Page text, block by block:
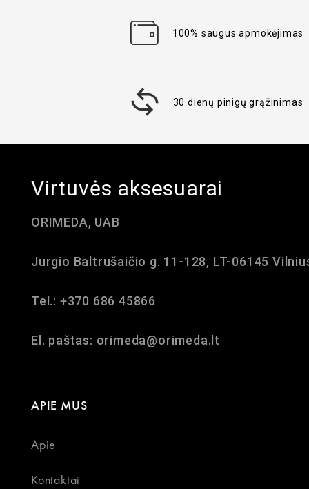
100% saugus apmokėjimas
30 dienų pinigų grąžinimas
Virtuvės aksesuarai
ORIMEDA, UAB
Jurgio Baltrušaičio g. 11-128, LT-06145
Tel.: +370 686 45866
El. paštas: orimeda@orimeda.lt
APIE MUS
Apie
Kontaktai